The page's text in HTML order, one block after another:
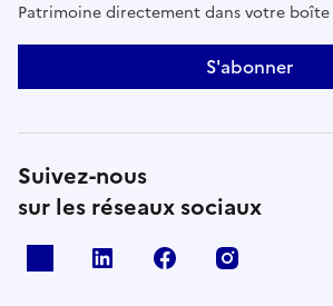
Patrimoine directement dans votre boîte
S'abonner
Suivez-nous
sur les réseaux sociaux
Linkedin Facebook